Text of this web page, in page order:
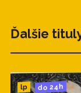
Ďalšie
lp do 24h